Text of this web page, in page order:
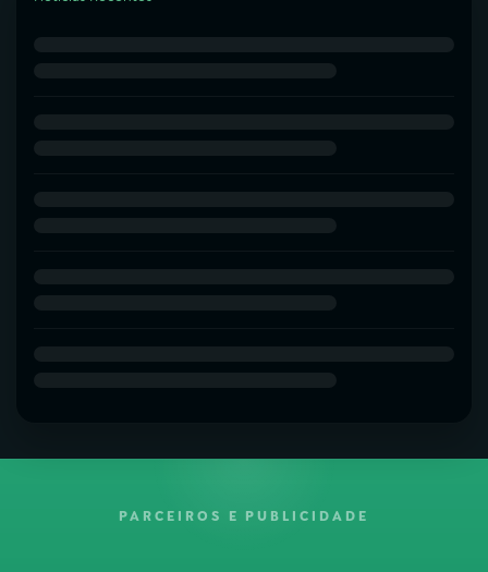
PARCEIROS E PUBLICIDADE